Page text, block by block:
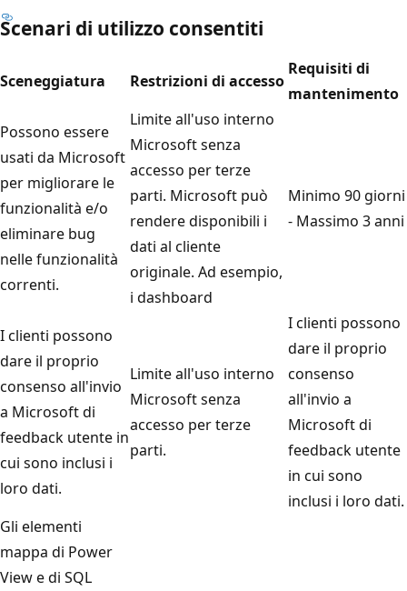
Scenari di utilizzo consentiti
Sceneggiatura Restrizioni di accesso
Requisiti di
mantenimento
Possono essere
usati da Microsoft
per migliorare le
funzionalità e/o
eliminare bug
nelle funzionalità
correnti.
Limite all'uso interno
Microsoft senza
accesso per terze
parti. Microsoft può
rendere disponibili i
dati al cliente
originale. Ad esempio,
i dashboard
Minimo 90 giorni
- Massimo 3 anni
I clienti possono
dare il proprio
consenso all'invio
a Microsoft di
feedback utente in
cui sono inclusi i
loro dati.
Limite all'uso interno
Microsoft senza
accesso per terze
parti.
I clienti possono
dare il proprio
consenso
all'invio a
Microsoft di
feedback utente
in cui sono
inclusi i loro dati.
Gli elementi
mappa di Power
View e di SQL